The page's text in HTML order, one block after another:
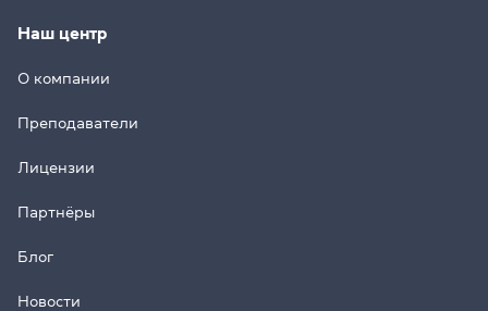
Наш центр
О компании
Преподаватели
Лицензии
Партнёры
Блог
Новости